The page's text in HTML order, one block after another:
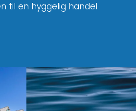
til en hyggelig handel